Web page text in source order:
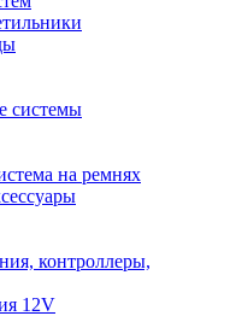
системы
на ремнях
контроллеры,
12V